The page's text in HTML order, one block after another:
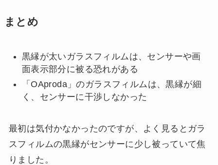
まとめ
黒縁が太いガラスフィルムは、センサーや画
面表示部分に被る恐れがある
「OAproda」のガラスフィルムは、黒縁が細
く、センサーに干渉しなかった
最初は気付かなかったのですが、よく見るとガラ
スフィルムの黒縁がセンサーに少し被っていて焦
りました。